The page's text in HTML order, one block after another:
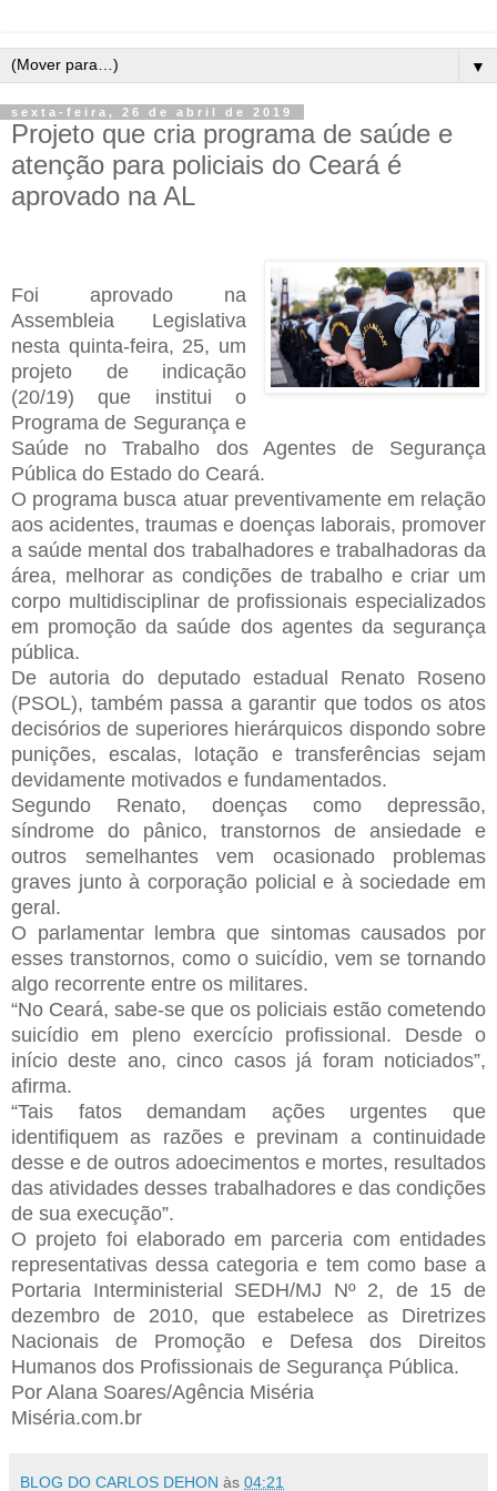
▼
sexta-feira, 26 de abril de 2019
Projeto que cria programa de saúde e
atenção para policiais do Ceará é
aprovado na AL
Foi aprovado na
Assembleia Legislativa
nesta quinta-feira, 25, um
projeto de indicação
(20/19) que institui o
Programa de Segurança e
Saúde no Trabalho dos Agentes de Segurança
Pública do Estado do Ceará.
O programa busca atuar preventivamente em relação
aos acidentes, traumas e doenças laborais, promover
a saúde mental dos trabalhadores e trabalhadoras da
área, melhorar as condições de trabalho e criar um
corpo multidisciplinar de profissionais especializados
em promoção da saúde dos agentes da segurança
pública.
De autoria do deputado estadual Renato Roseno
(PSOL), também passa a garantir que todos os atos
decisórios de superiores hierárquicos dispondo sobre
punições, escalas, lotação e transferências sejam
devidamente motivados e fundamentados.
Segundo Renato, doenças como depressão,
síndrome do pânico, transtornos de ansiedade e
outros semelhantes vem ocasionado problemas
graves junto à corporação policial e à sociedade em
geral.
O parlamentar lembra que sintomas causados por
esses transtornos, como o suicídio, vem se tornando
algo recorrente entre os militares.
“No Ceará, sabe-se que os policiais estão cometendo
suicídio em pleno exercício profissional. Desde o
início deste ano, cinco casos já foram noticiados”,
afirma.
“Tais fatos demandam ações urgentes que
identifiquem as razões e previnam a continuidade
desse e de outros adoecimentos e mortes, resultados
das atividades desses trabalhadores e das condições
de sua execução”.
O projeto foi elaborado em parceria com entidades
representativas dessa categoria e tem como base a
Portaria Interministerial SEDH/MJ Nº 2, de 15 de
dezembro de 2010, que estabelece as Diretrizes
Nacionais de Promoção e Defesa dos Direitos
Humanos dos Profissionais de Segurança Pública.
Por Alana Soares/Agência Miséria
Miséria.com.br
BLOG DO CARLOS DEHON às 04:21